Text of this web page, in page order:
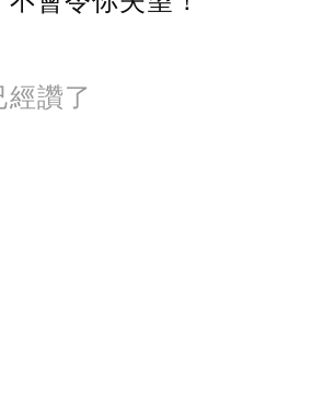
經讚了